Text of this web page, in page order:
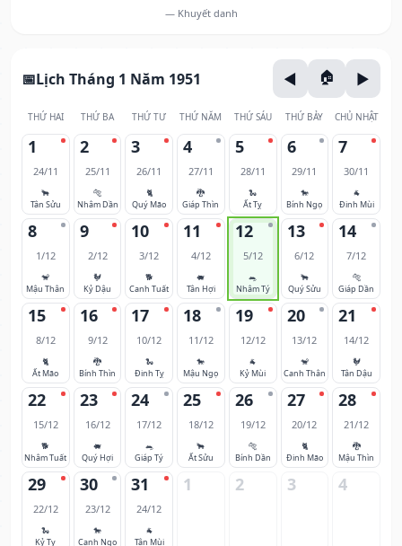
— Khuyết danh
Lịch Tháng 1 Năm 1951
THỨ HAI THỨ BA THỨ TƯ THỨ NĂM THỨ SÁU THỨ BẢY CHỦ NHẬT
1
24/11
🐂
Tân Sửu
2
25/11
🐅
Nhâm Dần
3
26/11
🐈
Quý Mão
4
27/11
🐉
Giáp Thìn
5
28/11
🐍
Ất Tỵ
6
29/11
🐎
Bính Ngọ
7
30/11
🐐
Đinh Mùi
8
1/12
🐒
Mậu Thân
9
2/12
🐓
Kỷ Dậu
10
3/12
🐕
Canh Tuất
11
4/12
🐖
Tân Hợi
12
5/12
🐀
Nhâm Tý
13
6/12
🐂
Quý Sửu
14
7/12
🐅
Giáp Dần
15
8/12
🐈
Ất Mão
16
9/12
🐉
Bính Thìn
17
10/12
🐍
Đinh Tỵ
18
11/12
🐎
Mậu Ngọ
19
12/12
🐐
Kỷ Mùi
20
13/12
🐒
Canh Thân
21
14/12
🐓
Tân Dậu
22
15/12
🐕
Nhâm Tuất
23
16/12
🐖
Quý Hợi
24
17/12
🐀
Giáp Tý
25
18/12
🐂
Ất Sửu
26
19/12
🐅
Bính Dần
27
20/12
🐈
Đinh Mão
28
21/12
🐉
Mậu Thìn
29
22/12
🐍
Kỷ Tỵ
30
23/12
🐎
Canh Ngọ
31
24/12
🐐
Tân Mùi
1 2 3 4